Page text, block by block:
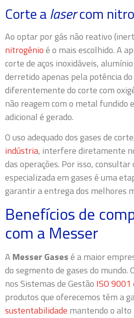
Corte alasercom
Ao optar por gás não reativo
nitrogênioé o mais escolhido. A
corte de aços inoxidáveis,
derretido apenas pela potência do
diferentemente do corte com
não reagem com o metal fundido
adicional é gerado.
O uso adequado dos gases de
indústria, interfere diretamente
das operações. Por isso,
especializada em gases é uma
garantir a entrega dos melhores
Benefícios de
com a Messer
A Messer Gasesé a maior
do segmento de gases do mundo.
nos Sistemas de Gestão ISO 9001
produtos que oferecemos têm a
sustentabilidade mantendo o alto